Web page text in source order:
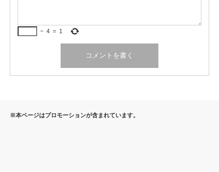
− 4 = 1
※本ページはプロモーションが含まれています。